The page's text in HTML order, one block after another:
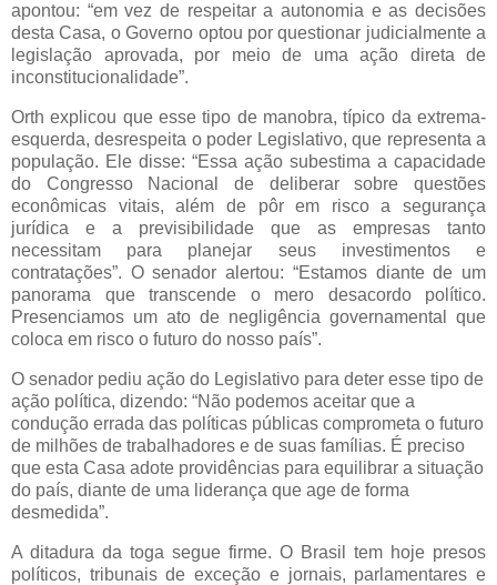
apontou: “em vez de respeitar a autonomia e as decisões
desta Casa, o Governo optou por questionar judicialmente a
legislação aprovada, por meio de uma ação direta de
inconstitucionalidade”.
Orth explicou que esse tipo de manobra, típico da extrema-
esquerda, desrespeita o poder Legislativo, que representa a
população. Ele disse: “Essa ação subestima a capacidade
do Congresso Nacional de deliberar sobre questões
econômicas vitais, além de pôr em risco a segurança
jurídica e a previsibilidade que as empresas tanto
necessitam para planejar seus investimentos e
contratações”. O senador alertou: “Estamos diante de um
panorama que transcende o mero desacordo político.
Presenciamos um ato de negligência governamental que
coloca em risco o futuro do nosso país”.
O senador pediu ação do Legislativo para deter esse tipo de
ação política, dizendo: “Não podemos aceitar que a
condução errada das políticas públicas comprometa o futuro
de milhões de trabalhadores e de suas famílias. É preciso
que esta Casa adote providências para equilibrar a situação
do país, diante de uma liderança que age de forma
desmedida”.
A ditadura da toga segue firme. O Brasil tem hoje presos
políticos, tribunais de exceção e jornais, parlamentares e